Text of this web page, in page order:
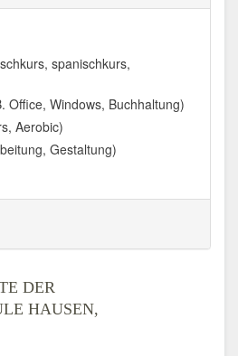
spanischkurs,
Office, Windows, Buchhaltung)
Aerobic)
Gestaltung)
DER
HAUSEN,